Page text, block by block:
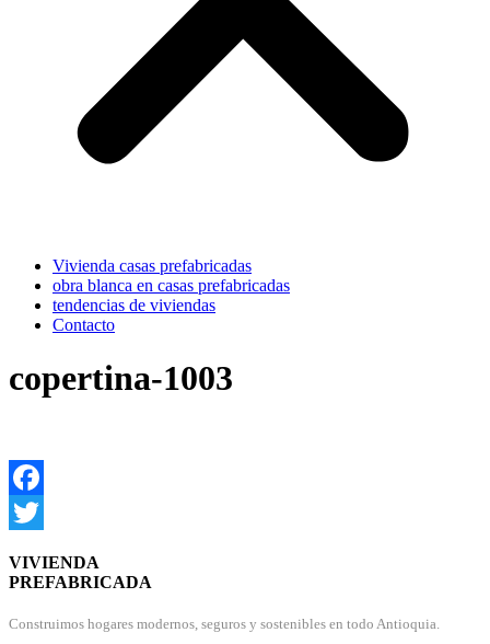
Vivienda casas prefabricadas
obra blanca en casas prefabricadas
tendencias de viviendas
Contacto
copertina-1003
Facebook
VIVIENDA
PREFABRICADA
Construimos hogares modernos, seguros y sostenibles en todo Antioquia.